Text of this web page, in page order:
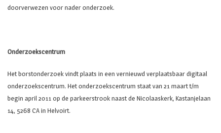
doorverwezen voor nader onderzoek.
Onderzoekscentrum
Het borstonderzoek vindt plaats in een vernieuwd verplaatsbaar digitaal
onderzoekscentrum. Het onderzoekscentrum staat van 21 maart t/m
begin april 2011 op de parkeerstrook naast de Nicolaaskerk, Kastanjelaan
14, 5268 CA in Helvoirt.